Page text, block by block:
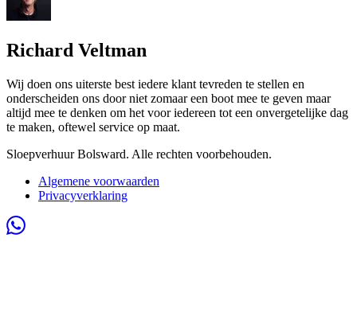
Richard Veltman
Wij doen ons uiterste best iedere klant tevreden te stellen en
onderscheiden ons door niet zomaar een boot mee te geven maar
altijd mee te denken om het voor iedereen tot een onvergetelijke dag
te maken, oftewel service op maat.
Sloepverhuur Bolsward. Alle rechten voorbehouden.
Algemene voorwaarden
Privacyverklaring